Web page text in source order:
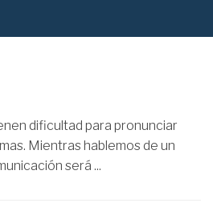
dificultad para pronunciar
Mientras hablemos de un
será ...